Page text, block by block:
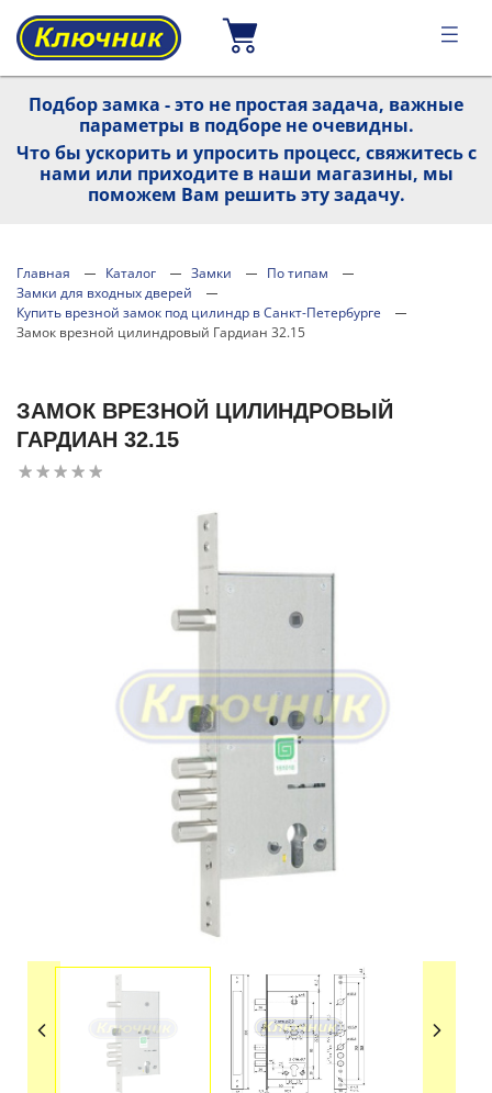
Подбор замка - это не простая задача, важные
параметры в подборе не очевидны.
Что бы ускорить и упросить процесс, свяжитесь с
нами или приходите в наши магазины, мы
поможем Вам решить эту задачу.
Главная Каталог Замки
По типам
Замки для входных дверей
Купить врезной замок под цилиндр в Санкт-Петербурге
Замок врезной цилиндровый Гардиан 32.15
ЗАМОК ВРЕЗНОЙ ЦИЛИНДРОВЫЙ
ГАРДИАН 32.15